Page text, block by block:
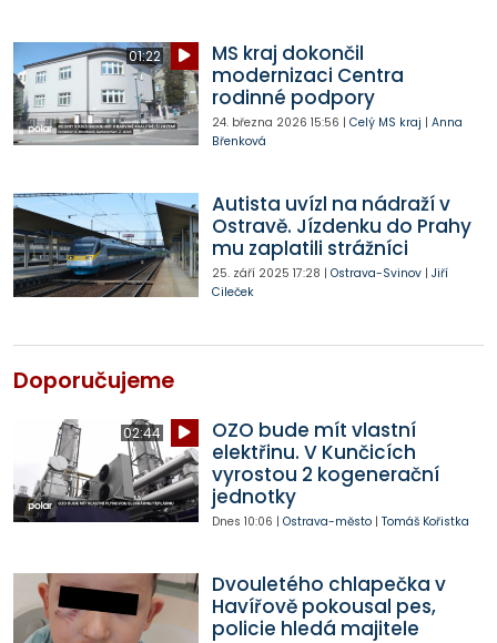
01:22
MS kraj dokončil
modernizaci Centra
rodinné podpory
24. března 2026 15:56 | Celý MS kraj | Anna
Břenková
Autista uvízl na nádraží v
Ostravě. Jízdenku do Prahy
mu zaplatili strážníci
25. září 2025 17:28 | Ostrava-Svinov| Jiří
Cileček
Doporučujeme
02:44
OZO bude mít vlastní
elektřinu. V Kunčicích
vyrostou 2 kogenerační
jednotky
Dnes 10:06 | Ostrava-město| Tomáš Kořistka
Dvouletého chlapečka v
Havířově pokousal pes,
policie hledá majitele